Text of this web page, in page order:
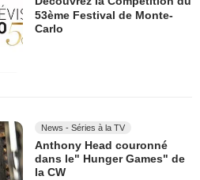
53ème Festival de Monte-
Carlo
News - Séries à la TV
Anthony Head couronné
dans le" Hunger Games" de
la CW